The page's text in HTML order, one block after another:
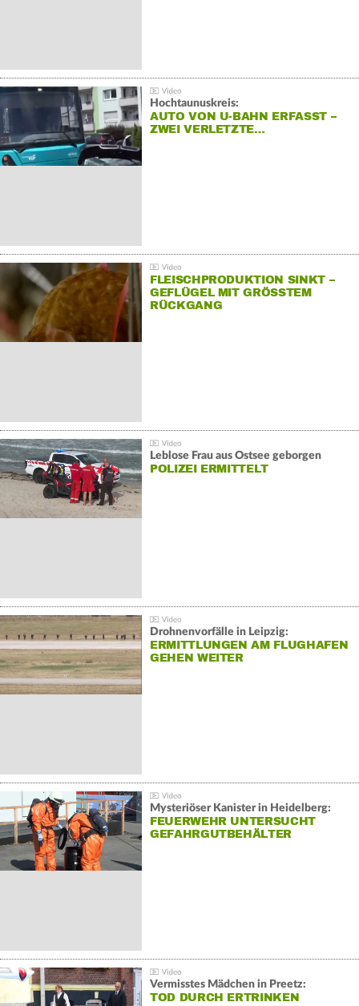
Hochtaunuskreis:
AUTO VON U-BAHN ERFASST –
ZWEI VERLETZTE…
FLEISCHPRODUKTION SINKT –
GEFLÜGEL MIT GRÖSSTEM R
ÜCKGANG
Leblose Frau aus Ostsee geborgen
POLIZEI ERMITTELT
Drohnenvorfälle in Leipzig:
ERMITTLUNGEN AM FLUGHAFEN
GEHEN WEITER
Mysteriöser Kanister in Heidelberg:
FEUERWEHR UNTERSUCHT
GEFAHRGUTBEHÄLTER
Vermisstes Mädchen in Preetz:
TOD DURCH ERTRINKEN